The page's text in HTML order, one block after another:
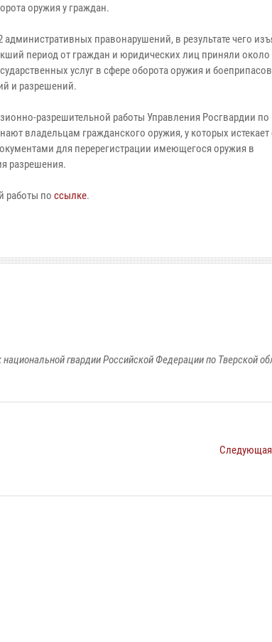
оружия у граждан.
правонарушений, в результате чего
период от граждан и юридических лиц приняли около
услуг в сфере оборота оружия и
и разрешений.
разрешительной работы Управления Росгвардии по
владельцам гражданского оружия, у которых истекает
для перерегистрации имеющегося оружия в
разрешения.
работы по ссылке.
гвардии Российской Федерации по Тверской